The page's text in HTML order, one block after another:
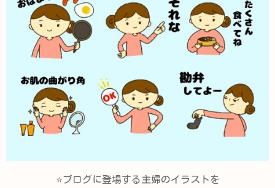
⭐️ブログに登場する主婦のイラストを